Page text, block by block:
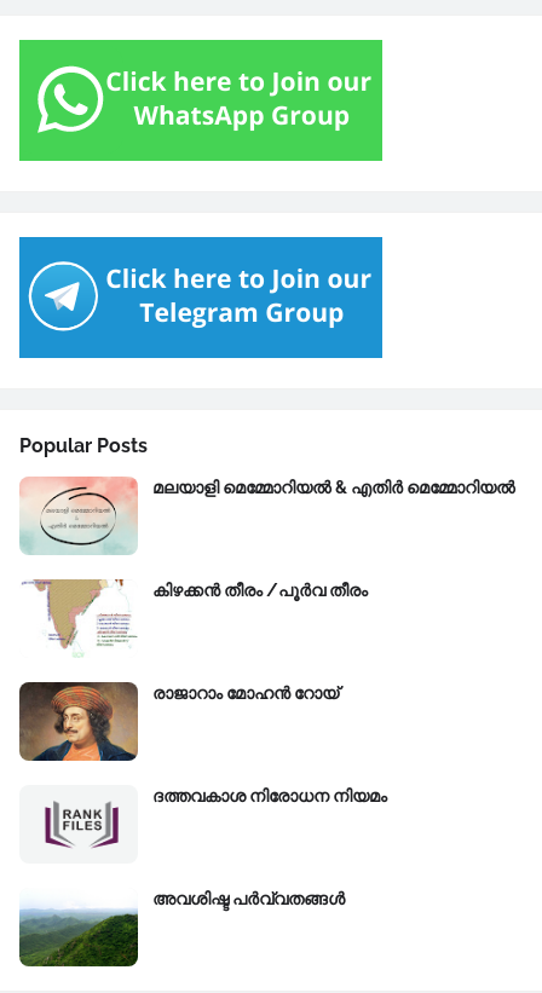
Popular Posts
മലയാളി മെമ്മോറിയൽ & എതിർ മെമ്മോറിയൽ
കിഴക്കന്‍ തീരം /പൂർവ തീരം
രാജാറാം മോഹൻ റോയ്‌
ദത്തവകാശ നിരോധന നിയമം
അവശിഷ്ട പർവ്വതങ്ങൾ